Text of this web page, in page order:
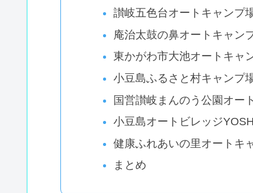
讃岐五色台オートキャンプ
庵治太鼓の鼻オートキャン
東かがわ市大池オートキャ
小豆島ふるさと村キャンプ
国営讃岐まんのう公園オー
小豆島オートビレッジ
健康ふれあいの里オートキ
まとめ